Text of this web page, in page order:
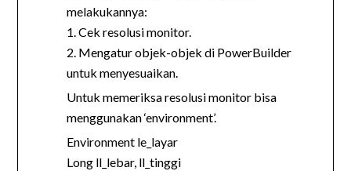
melakukannya:
1. Cek resolusi monitor.
2. Mengatur objek-objek di PowerBuilder
untuk menyesuaikan.
Untuk memeriksa resolusi monitor bisa
menggunakan ‘environment’.
Environment le_layar
Long ll_lebar, ll_tinggi